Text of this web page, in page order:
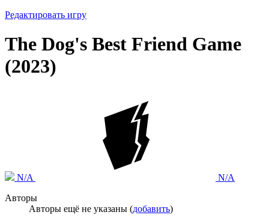
Редактировать игру
The Dog's Best Friend Game
(2023)
N/A
N/A
Авторы
Авторы ещё не указаны (добавить)